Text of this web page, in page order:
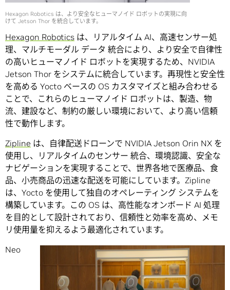
Hexagon Robotics は、より安全なヒューマノイド ロボットの実現に向
けて Jetson Thor を統合しています。
Hexagon Robotics は、リアルタイム AI、高速センサー処
理、マルチモーダル データ 統合により、より安全で自律性
の高いヒューマノイド ロボットを実現するため、NVIDIA
Jetson Thor をシステムに統合しています。再現性と安全性
を高める Yocto ベースの OS カスタマイズと組み合わせる
ことで、これらのヒューマノイド ロボットは、製造、物
流、建設など、制約の厳しい環境において、より高い信頼
性で動作します。
Zipline は、自律配送ドローンで NVIDIA Jetson Orin NX を
使用し、リアルタイムのセンサー 統合、環境認識、安全な
ナビゲーションを実現することで、世界各地で医療品、食
品、小売商品の迅速な配送を可能にしています。Zipline
は、Yocto を使用して独自のオペレーティング システムを
構築しています。この OS は、高性能なオンボード AI 処理
を目的として設計されており、信頼性と効率を高め、メモ
リ使用量を抑えるよう最適化されています。
Neo